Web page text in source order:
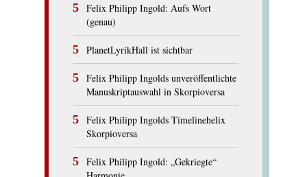
Felix Philipp Ingold: Aufs Wort
(genau)
PlanetLyrikHall ist sichtbar
Felix Philipp Ingolds unveröffentlichte
Manuskriptauswahl in Skorpioversa
Felix Philipp Ingolds Timelinehelix
Skorpioversa
Felix Philipp Ingold: „Gekriegte“